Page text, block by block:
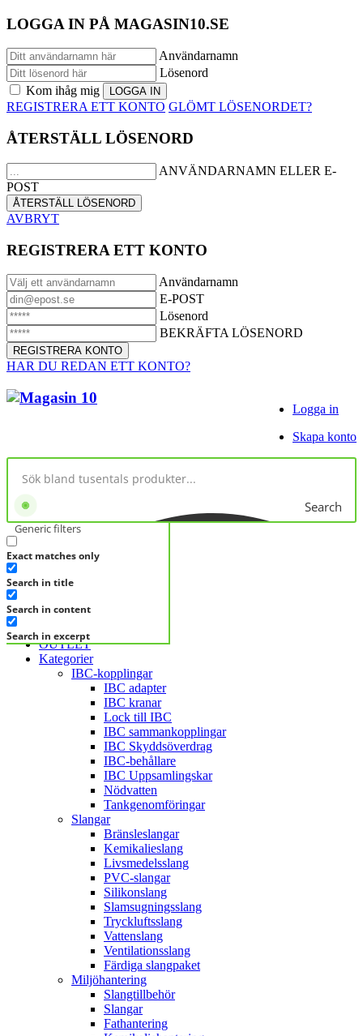
LOGGA IN PÅ MAGASIN10.SE
Användarnamn
Lösenord
Kom ihåg mig
REGISTRERA ETT KONTO GLÖMT LÖSENORDET?
ÅTERSTÄLL LÖSENORD
ANVÄNDARNAMN ELLER E-
POST
AVBRYT
REGISTRERA ETT KONTO
Användarnamn
E-POST
Lösenord
BEKRÄFTA LÖSENORD
HAR DU REDAN ETT KONTO?
Logga in
Skapa konto
Search
Generic filters
Exact matches only
Search in title
Search in content
Search in excerpt
KATEGORIER
FRÅGA DIREKT
OUTLET
Kategorier
IBC-kopplingar
IBC adapter
IBC kranar
Lock till IBC
IBC sammankopplingar
IBC Skyddsöverdrag
IBC-behållare
IBC Uppsamlingskar
Nödvatten
Tankgenomföringar
Slangar
Bränsleslangar
Kemikalieslang
Livsmedelsslang
PVC-slangar
Silikonslang
Slamsugningsslang
Tryckluftsslang
Vattenslang
Ventilationsslang
Färdiga slangpaket
Miljöhantering
Slangtillbehör
Slangar
Fathantering